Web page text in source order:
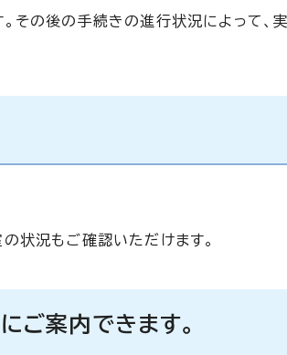
の後の手続きの進行状況によって、
況もご確認いただけます。
ご案内できます。